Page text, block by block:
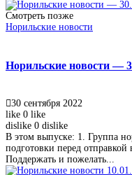
Смотреть позже
Норильские новости
Норильские новости —
30 сентября 2022
like 0 like
dislike 0 dislike
В этом выпуске: 1. Группа
подготовки перед
Поддержать и пожелать...